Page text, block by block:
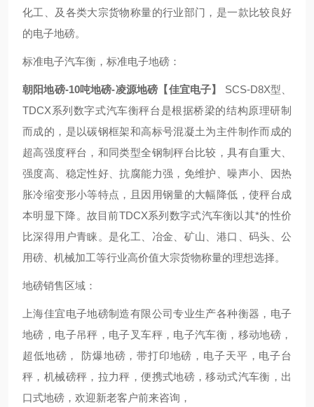
化工、及各类大宗货物称量的行业部门，是一款比较良好
的电子地磅。
标准电子汽车衡，标准电子地磅：
朝阳地磅-10吨地磅-凌源地磅【佳宜电子】 SCS-D8X型、
TDCX系列数字式汽车衡秤台是根据桥梁的结构原理研制
而成的，是以碳钢框架和高标号混凝土为主件制作而成的
超高强度秤台，和同类型全钢制秤台比较，具有自重大、
强度高、稳定性好、抗腐能力强，免维护、噪声小、因热
胀冷缩变形小等特点，且因用钢量的大幅降低，使秤台成
本明显下降。故目前TDCX系列数字式汽车衡以其*的性价
比深得用户青睐。是化工、冶金、矿山、港口、码头、公
用磅、机械加工等行业高价值大宗货物称量的理想选择。
地磅销售区域：
上海佳宜电子地磅制造有限公司专业生产各种衡器，电子
地磅，电子吊秤，电子叉车秤，电子汽车衡，移动地磅，
超低地磅， 防爆地磅，带打印地磅，电子天平，电子台
秤，机械磅秤，拉力秤，便携式地磅，移动式汽车衡，出
口式地磅，欢迎新老客户前来咨询，